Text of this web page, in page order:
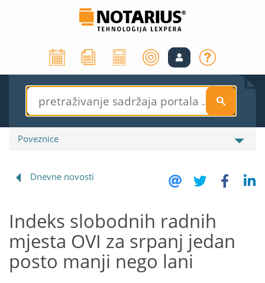
S
Poveznice
Dnevne novosti
Indeks slobodnih radnih
mjesta OVI za srpanj jedan
posto manji nego lani